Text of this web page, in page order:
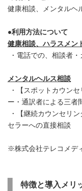
健康相談、メンタルヘ
●利用方法について
健康相談、ハラスメン
・電話での、相談者
メンタルヘルス相談
・【スポットカウン
ー・通訳者による三者
・【継続カウンセリ
セラーへの直接相談
※株式会社テレコメデ
特徴と導入メリ